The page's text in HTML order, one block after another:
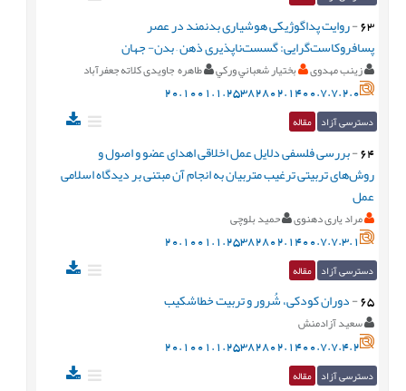
63
-روایت پداگوژیکی هوشیاری بدنمند در عصر
‌‌پسافروکاست‌گرایی: گسست‌ناپذیری ذهن – بدن- جهان
زینب مهدوی بختيار شعباني وركي طاهره جاویدی کلاته جعفرآباد
20.1001.1.25382802.1400.7.7.2.0
دسترسی آزاد مقاله
64
-بررسی فلسفی دلایل عمل اخلاقی اهدای عضو و اصول و
روش‌های تربیتی ترغیب متربیان به انجام آن مبتنی بر دیدگاه اسلامی
عمل
مراد یاری دهنوی حمید بلوچی
20.1001.1.25382802.1400.7.7.3.1
دسترسی آزاد مقاله
65
-دوران کودکی، شُرور و تربیت خطاشکیب
سعید آزادمنش
20.1001.1.25382802.1400.7.7.4.2
دسترسی آزاد مقاله